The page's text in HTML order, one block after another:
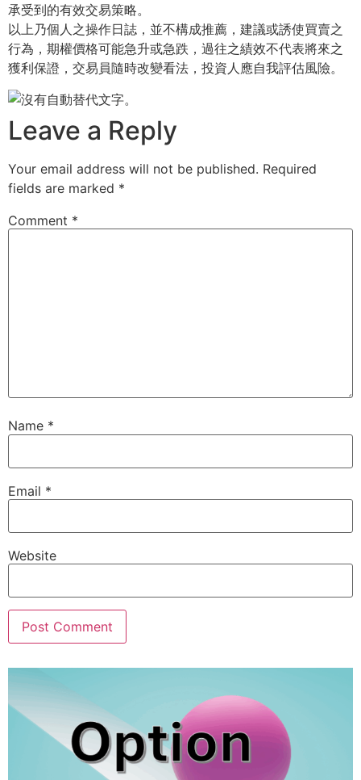
承受到的有效交易策略。
以上乃個人之操作日誌，並不構成推薦，建議或誘使買賣之
行為，期權價格可能急升或急跌，過往之績效不代表將來之
獲利保證，交易員隨時改變看法，投資人應自我評估風險。
Leave a Reply
Your email address will not be published. Required
fields are marked *
Comment *
Name *
Email *
Website